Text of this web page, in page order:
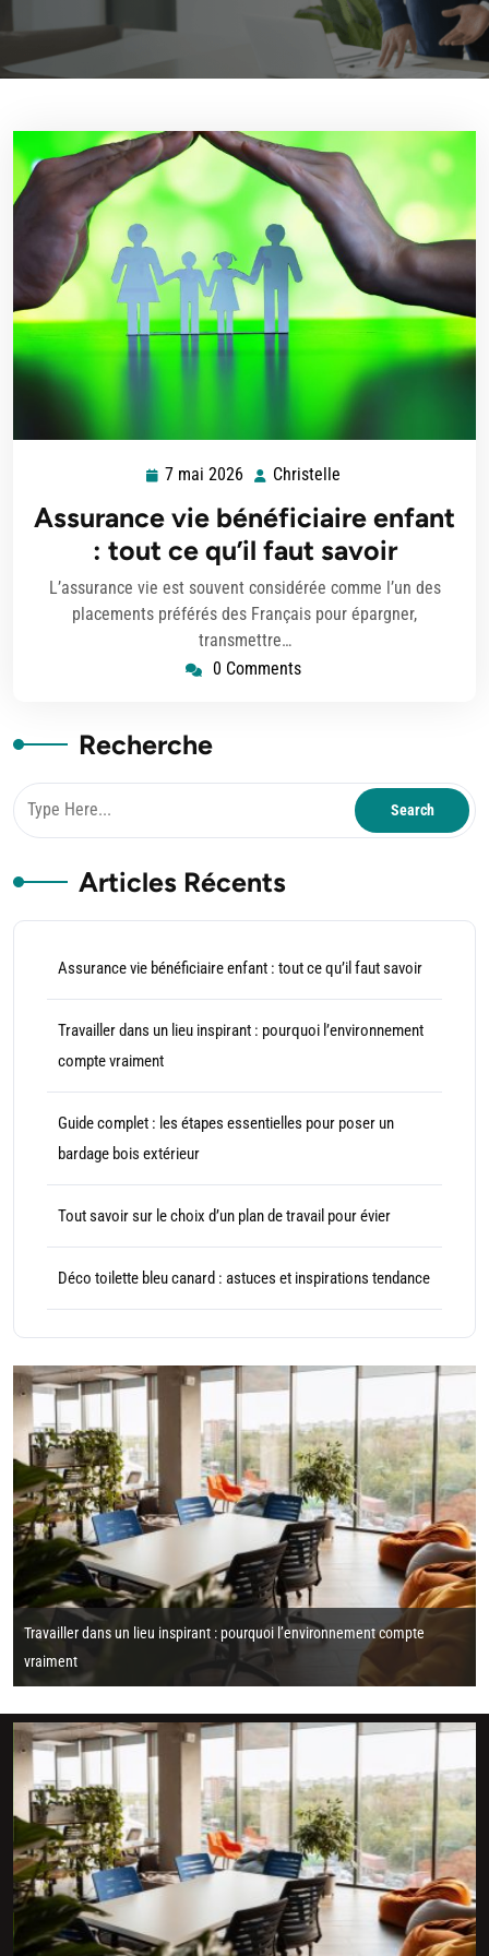
7 mai 2026
2026
Christelle
Assurance vie bénéficiaire enfant
: tout ce qu’il faut savoir
L’assurance vie est souvent considérée comme l’un des
placements préférés des Français pour épargner,
transmettre…
0 Comments
Recherche
Articles Récents
Assurance vie bénéficiaire enfant : tout ce qu’il faut savoir
Travailler dans un lieu inspirant : pourquoi l’environnement
compte vraiment
Guide complet : les étapes essentielles pour poser un
bardage bois extérieur
Tout savoir sur le choix d’un plan de travail pour évier
Déco toilette bleu canard : astuces et inspirations tendance
Travailler dans un lieu inspirant : pourquoi l’environnement compte
vraiment